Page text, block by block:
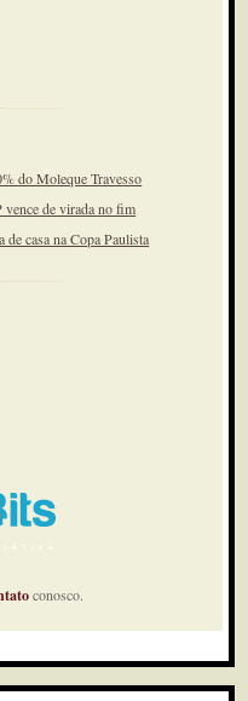
do Moleque Travesso
vence de virada no fim
casa na Copa Paulista
conosco.